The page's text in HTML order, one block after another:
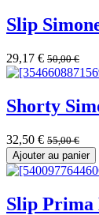
Slip
29,17 € 50,00€
Shorty
32,50 € 55,00€
Ajouter au panier
Slip Prima